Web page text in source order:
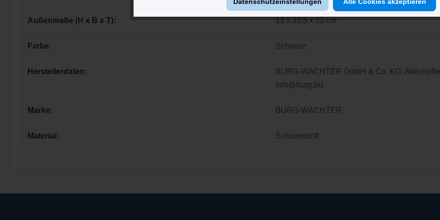
Außenmaße (H x B x T): 13 x 33,5 x 23 cm
Farbe: Schwarz
Herstellerdaten:
BURG-WÄCHTER GmbH & Co. KG,
info@burg.biz
Marke: BURG-WÄCHTER
Material: Schaumstoff